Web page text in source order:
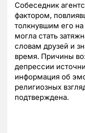
Собеседник
фактором,
толкнувшим его
могла стать
словам друзей и
время. Причины
депрессии
информация об
религиозных
подтверждена.